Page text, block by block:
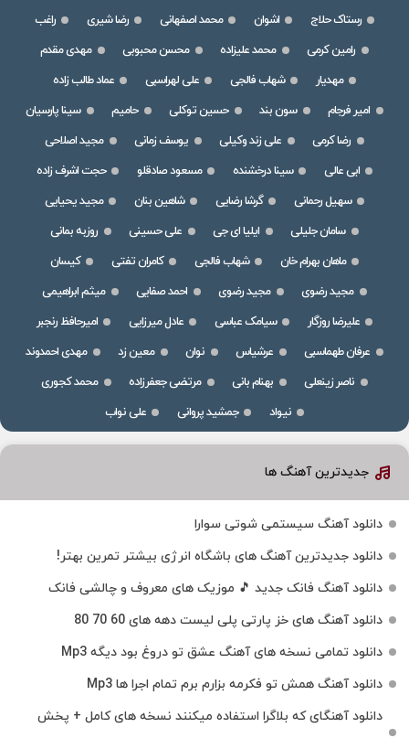
رستاک حلاج
اشوان محمد اصفهانی رضا شیری
راغب
رامین کرمی
محمد علیزاده محسن محبوبی
مهدی مقدم
مهدیار
شهاب فالجی علی لهراسبی
عماد طالب زاده
امیر فرجام
سون بند حسین توکلی حامیم
سینا پارسیان
رضا کرمی
علی زند وکیلی یوسف زمانی
مجید اصلاحی
ابی عالی
سینا درخشنده مسعود صادقلو
حجت اشرف زاده
سهیل رحمانی
گرشا رضایی شاهین بنان
مجید یحیایی
سامان جلیلی
ایلیا ای جی علی حسینی
روزبه بمانی
ماهان بهرام خان
شهاب فالجی کامران تفتی
کیسان
مجید رضوی
مجید رضوی احمد صفایی
میثم ابراهیمی
علیرضا روزگار
سیامک عباسی عادل میرزایی
امیرحافظ رنجبر
عرفان طهماسبی
عرشیاس نوان معین زد
مهدی احمدوند
ناصر زینعلی
بهنام بانی مرتضی جعفرزاده
محمد کجوری
نیواد
جمشید پروانی علی نواب
جدیدترین آهنگ ها
دانلود آهنگ سیستمی شوتی سوارا
دانلود جدیدترین آهنگ‌ های باشگاه انرژی بیشتر تمرین بهتر!
دانلود آهنگ فانک جدید 🎵 موزیک‌ های معروف و چالشی فانک
دانلود آهنگ های خز پارتی پلی لیست دهه های 60 70 80
دانلود تمامی نسخه های آهنگ عشق تو دروغ بود دیگه Mp3
دانلود آهنگ همش تو فکرمه بزارم برم تمام اجرا ها Mp3
دانلود آهنگای که بلاگرا استفاده میکنند نسخه های کامل + پخش